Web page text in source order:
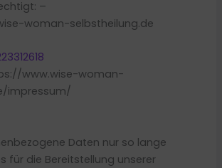
–
woman-selbstheilung.de
www.wise-woman-
impressum/
Daten nur so lange
für die Bereitstellung unserer